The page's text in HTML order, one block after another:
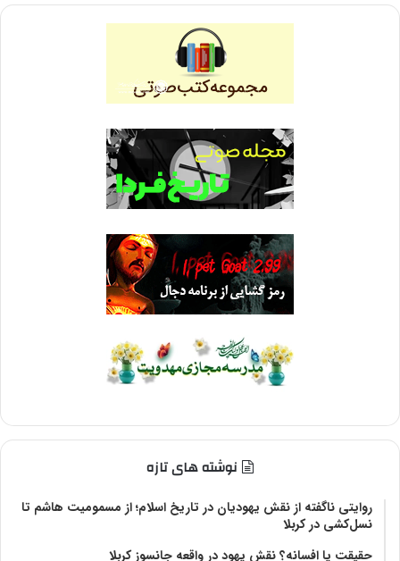
نوشته های تازه
روایتی ناگفته از نقش یهودیان در تاریخ اسلام؛ از مسمومیت هاشم تا
نسل‌کشی در کربلا
حقیقت یا افسانه؟‌ نقش یهود در واقعه جانسوز کربلا